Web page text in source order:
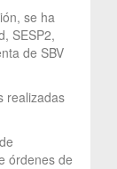
se ha
SESP2,
de SBV
realizadas
órdenes de